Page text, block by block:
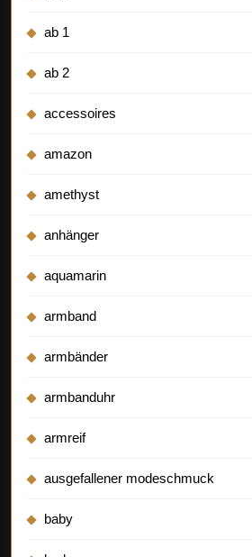
ab 1
ab 2
accessoires
amazon
amethyst
anhänger
aquamarin
armband
armbänder
armbanduhr
armreif
ausgefallener modeschmuck
baby